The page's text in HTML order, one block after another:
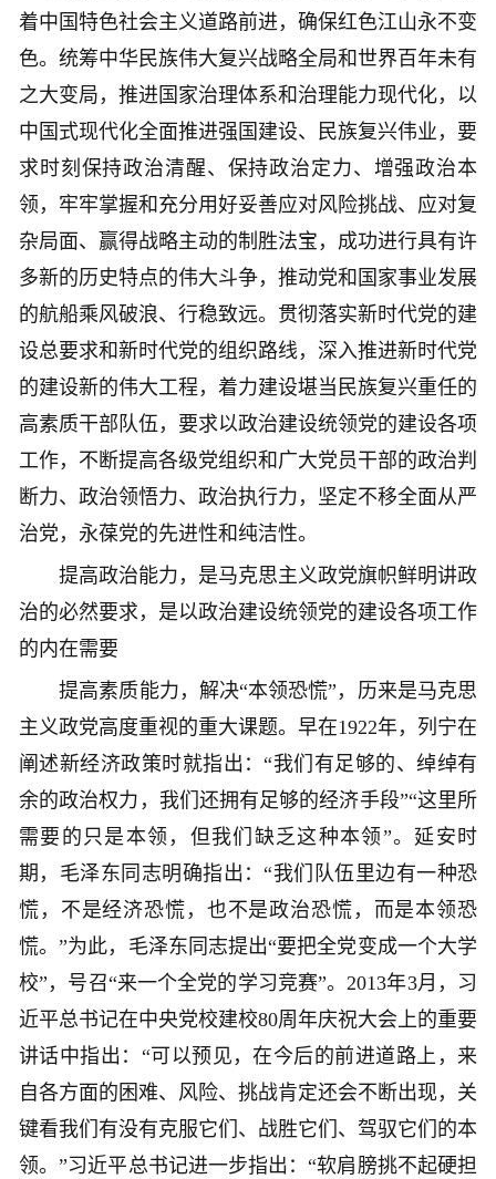
着中国特色社会主义道路前进，确保红色江山永不变
色。统筹中华民族伟大复兴战略全局和世界百年未有
之大变局，推进国家治理体系和治理能力现代化，以
中国式现代化全面推进强国建设、民族复兴伟业，要
求时刻保持政治清醒、保持政治定力、增强政治本
领，牢牢掌握和充分用好妥善应对风险挑战、应对复
杂局面、赢得战略主动的制胜法宝，成功进行具有许
多新的历史特点的伟大斗争，推动党和国家事业发展
的航船乘风破浪、行稳致远。贯彻落实新时代党的建
设总要求和新时代党的组织路线，深入推进新时代党
的建设新的伟大工程，着力建设堪当民族复兴重任的
高素质干部队伍，要求以政治建设统领党的建设各项
工作，不断提高各级党组织和广大党员干部的政治判
断力、政治领悟力、政治执行力，坚定不移全面从严
治党，永葆党的先进性和纯洁性。
提高政治能力，是马克思主义政党旗帜鲜明讲政
治的必然要求，是以政治建设统领党的建设各项工作
的内在需要
提高素质能力，解决“本领恐慌”，历来是马克思
主义政党高度重视的重大课题。早在1922年，列宁在
阐述新经济政策时就指出：“我们有足够的、绰绰有
余的政治权力，我们还拥有足够的经济手段”“这里所
需要的只是本领，但我们缺乏这种本领”。延安时
期，毛泽东同志明确指出：“我们队伍里边有一种恐
慌，不是经济恐慌，也不是政治恐慌，而是本领恐
慌。”为此，毛泽东同志提出“要把全党变成一个大学
校”，号召“来一个全党的学习竞赛”。2013年3月，习
近平总书记在中央党校建校80周年庆祝大会上的重要
讲话中指出：“可以预见，在今后的前进道路上，来
自各方面的困难、风险、挑战肯定还会不断出现，关
键看我们有没有克服它们、战胜它们、驾驭它们的本
领。”习近平总书记进一步指出：“软肩膀挑不起硬担